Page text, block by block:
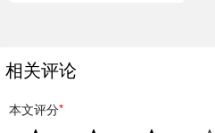
相关评论
本文评分*